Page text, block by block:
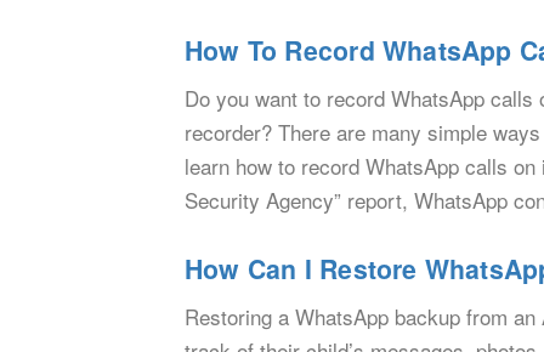
How To Record WhatsApp
Do you want to record WhatsApp
recorder? There are many simple
learn how to record WhatsApp calls
Security Agency” report, WhatsApp
How Can I Restore
Restoring a WhatsApp backup from